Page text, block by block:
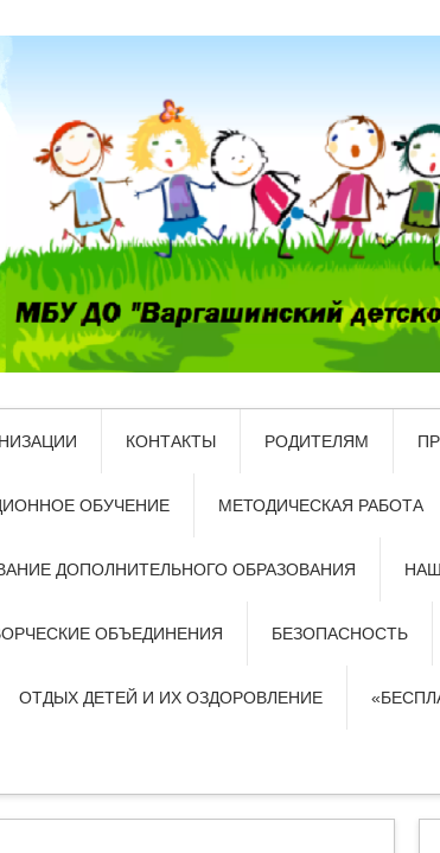
КОНТАКТЫ РОДИТЕЛЯМ
ОБУЧЕНИЕ МЕТОДИЧЕСКАЯ РАБОТА
ДОПОЛНИТЕЛЬНОГО ОБРАЗОВАНИЯ
ОБЪЕДИНЕНИЯ БЕЗОПАСНОСТЬ
ОТДЫХ ДЕТЕЙ И ИХ ОЗДОРОВЛЕНИЕ